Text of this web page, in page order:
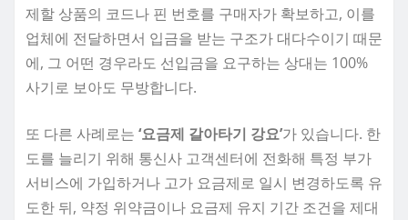
제할 상품의 코드나 핀 번호를 구매자가 확보하고, 이를
업체에 전달하면서 입금을 받는 구조가 대다수이기 때문
에, 그 어떤 경우라도 선입금을 요구하는 상대는 100%
사기로 보아도 무방합니다.
또 다른 사례로는 ‘요금제 갈아타기 강요’가 있습니다. 한
도를 늘리기 위해 통신사 고객센터에 전화해 특정 부가
서비스에 가입하거나 고가 요금제로 일시 변경하도록 유
도한 뒤, 약정 위약금이나 요금제 유지 기간 조건을 제대